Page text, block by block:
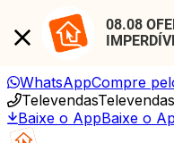
08.08
WhatsAppCompre
TelevendasTelevendas
Baixe o AppBaixe o